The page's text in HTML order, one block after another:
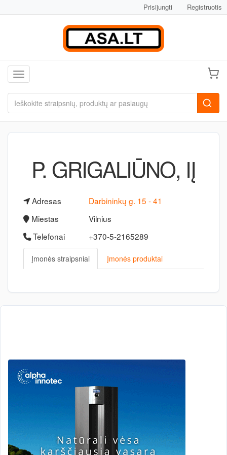
Prisijungti Registruotis
Toggle navigation
P. GRIGALIŪNO, IĮ
Adresas
Darbininkų g. 15 - 41
Miestas
Vilnius
Telefonai
+370-5-2165289
Įmonės straipsniai Įmonės produktai